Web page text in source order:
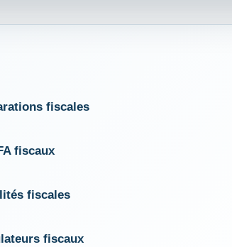
fiscales
fiscaux
fiscales
fiscaux